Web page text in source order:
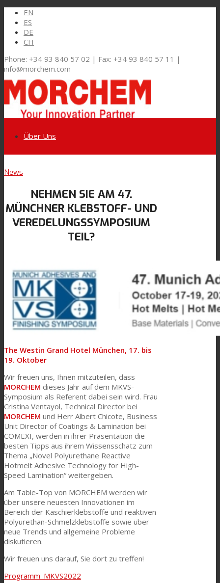
EN
ES
DE
CH
Phone: +34 93 840 57 02 | Fax: +34 93 840 57 11 |
info@morchem.com
Link zu Youtube
Über Uns
Flexible Verpackungen
Textilkaschierung
Flachkaschierung
PU Ink Binders
Innovation
Forschung und Entwicklung
Consumer Care
Leistung
Kundenservice
News
NEHMEN SIE AM 47.
MÜNCHNER KLEBSTOFF- UND
VEREDELUNGSSYMPOSIUM
TEIL?
The Westin Grand Hotel München, 17. bis
19. Oktober
Wir freuen uns, Ihnen mitzuteilen, dass
MORCHEM dieses Jahr auf dem MKVS-
Symposium als Referent dabei sein wird. Frau
Cristina Ventayol, Technical Director bei
MORCHEM und Herr Albert Chicote, Business
Unit Director of Coatings & Lamination bei
COMEXI, werden in ihrer Präsentation die
besten Tipps aus ihrem Wissensschatz zum
Thema „Novel Polyurethane Reactive
Hotmelt Adhesive Technology for High-
Speed Lamination“ weitergeben.
Am Table-Top von MORCHEM werden wir
über unsere neuesten Innovationen im
Bereich der Kaschierklebstoffe und reaktiven
Polyurethan-Schmelzklebstoffe sowie über
neue Trends und allgemeine Probleme
diskutieren.
Wir freuen uns darauf, Sie dort zu treffen!
Programm_MKVS2022